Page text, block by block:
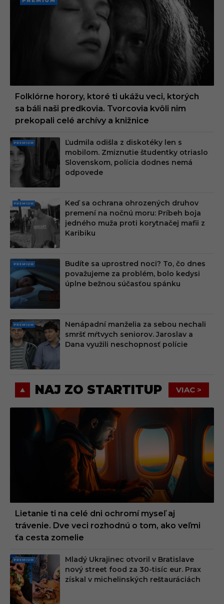
PREMI
Folklórne horory, ktoré ti ukážu veci, ktorých
sa báli naši predkovia. Tvorcovia kvôli nim
prekopali celé archívy a knižnice
PRE
MIU
M
Ľudmila odišla z diskotéky len s
mobilom. Zmiznutie študentky otriaslo
Slovenskom, polícia dodnes nemá
odpovede
PRE
MIU
M
Keď sa ochrana ohrozených druhov
premení na nočnú moru: Príbeh boja
jedného muža proti korytnačej mafii z
Karibiku
PRE
MIU
M
Budíte sa uprostred noci? To, čo dnes
považujeme za problém, bolo kedysi
úplne bežnou súčasťou spánku
PRE
MIU
M
Nenápadní manželia za sebou nechali
smršť mŕtvych seniorov. Jaroslav a
Dana využili neschopnosť polície
NAJ ZO STARTITUP VIAC >
Lietanie ti na celé dni ochromí myseľ aj
trávenie. Dve veci rozhodnú o tom, ako veľmi
ťa cesta zomelie
PRE
MIU
M
Mladý Ukrajinec otvoril v Bratislave
nový street food za 30-tisíc eur. Prax
získal v michelinských reštauráciách